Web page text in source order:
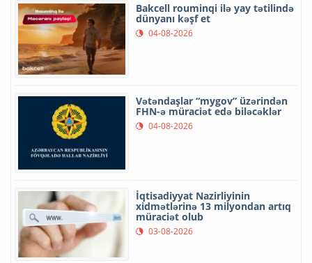
Bakcell rouminqi ilə yay tətilində
dünyanı kəşf et
04-08-2026
Vətəndaşlar “mygov” üzərindən
FHN-ə müraciət edə biləcəklər
04-08-2026
İqtisadiyyat Nazirliyinin
xidmətlərinə 13 milyondan artıq
müraciət olub
03-08-2026